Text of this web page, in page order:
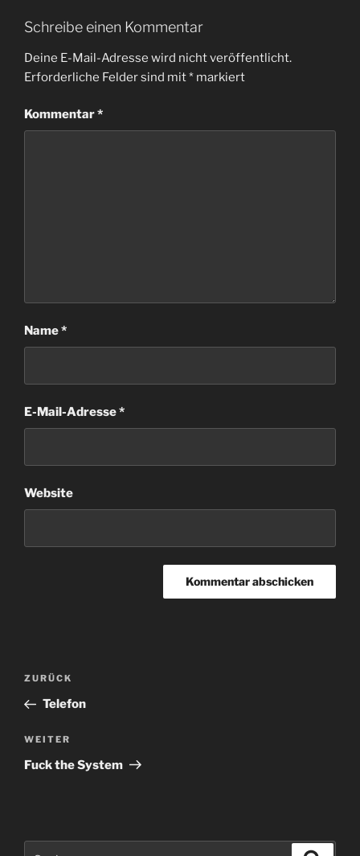
Schreibe einen Kommentar
Deine E-Mail-Adresse wird nicht veröffentlicht.
Erforderliche Felder sind mit* markiert
Kommentar*
Name*
E-Mail-Adresse*
Website
Beitragsnavigation
Vorheriger
Beitrag
ZURÜCK
Telefon
Nächster
Beitrag
WEITER
Fuck the System